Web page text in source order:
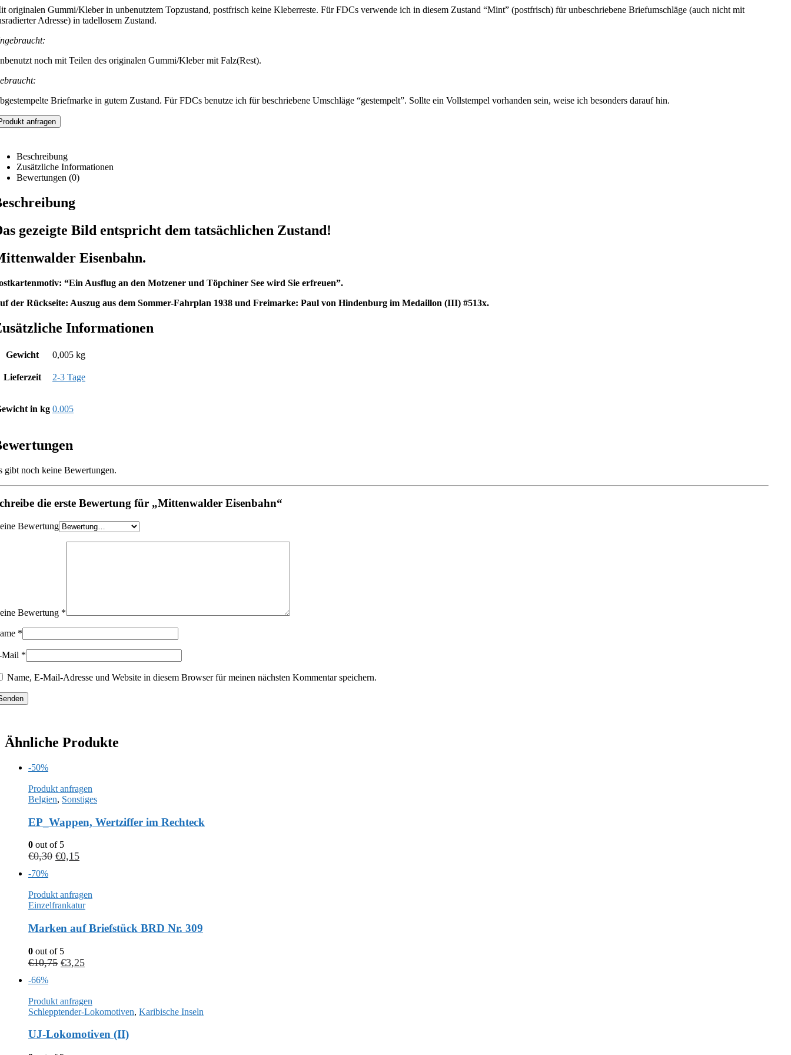
originalen Gummi/Kleber in unbenutztem Topzustand, postfrisch keine Kleberreste. Für FDCs verwende ich in diesem Zustand “Mint” (postfrisch) für unbeschriebene Briefumschläge (auch nicht mit
Adresse) in tadellosem Zustand.
noch mit Teilen des originalen Gummi/Kleber mit Falz(Rest).
Briefmarke in gutem Zustand. Für FDCs benutze ich für beschriebene Umschläge “gestempelt”. Sollte ein Vollstempel vorhanden sein, weise ich besonders darauf hin.
anfragen
Beschreibung
Zusätzliche Informationen
Bewertungen (0)
gezeigte Bild entspricht dem tatsächlichen Zustand!
Eisenbahn.
“Ein Ausflug an den Motzener und Töpchiner See wird Sie erfreuen”.
der Rückseite: Auszug aus dem Sommer-Fahrplan 1938 und Freimarke: Paul von Hindenburg im Medaillon (III) #513x.
Informationen
Gewicht 0,005 kg
Lieferzeit 2-3 Tage
in kg 0.005
gibt noch keine Bewertungen.
die erste Bewertung für „Mittenwalder Eisenbahn“
Bewertung
Bewertung *
*
Mail *
Name, E-Mail-Adresse und Website in diesem Browser für meinen nächsten Kommentar speichern.
Ähnliche Produkte
-50%
Produkt anfragen
Belgien, Sonstiges
EP_Wappen, Wertziffer im Rechteck
0 out of 5
€0,30 €0,15
-70%
Produkt anfragen
Einzelfrankatur
Marken auf Briefstück BRD Nr. 309
0 out of 5
€10,75 €3,25
-66%
Produkt anfragen
Schlepptender-Lokomotiven, Karibische Inseln
UJ-Lokomotiven (II)